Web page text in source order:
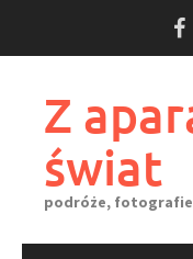
Z
świat
podróże,